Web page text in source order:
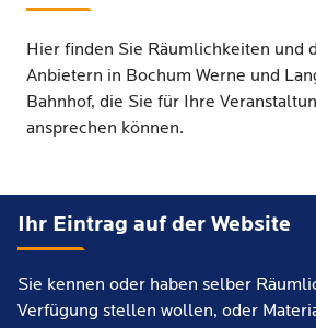
Hier finden Sie Räumlichkeiten und
Anbietern in Bochum Werne und
Bahnhof, die Sie für Ihre
ansprechen können.
Ihr Eintrag auf der Website
Sie kennen oder haben selber
Verfügung stellen wollen, oder